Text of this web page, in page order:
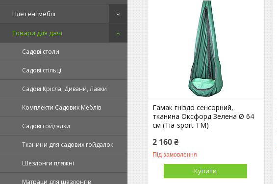
Плетені меблі
Товари для дачі
Садові столи
Садові стільці
Садові Крісла, Дивани, Лавки
Комплекти Садових Меблів
Садові гойдалки
Тканини для садових гойдалок
Шезлонги пляжні
Матраци для шезлонгів
Гамак гніздо сенсорний,
тканина Оксфорд Зелена Ø 64
см (Тіа-sport ТМ)
2 160 ₴
Під замовлення
Купити